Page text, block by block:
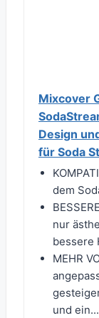
Mixcover
Design
für Soda
dem
nur
bessere
MEHR
und ein...